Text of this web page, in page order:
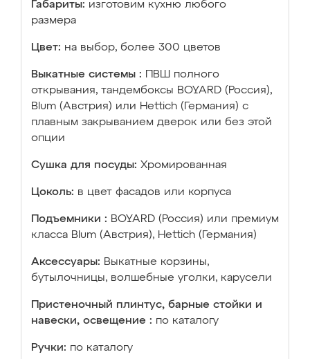
Габариты: изготовим кухню любого
размера
Цвет: на выбор, более 300 цветов
Выкатные системы :
ПВШ полного
открывания, тандембоксы BOYARD (Россия),
Blum (Австрия) или Hettich (Германия) с
плавным закрыванием дверок или без этой
опции
Сушка для посуды: Хромированная
Цоколь: в цвет фасадов или корпуса
Подъемники : BOYARD (Россия) или премиум
класса Blum (Австрия), Hettich (Германия)
Аксессуары: Выкатные корзины,
бутылочницы, волшебные уголки, карусели
Пристеночный плинтус, барные стойки и
навески, освещение : по каталогу
Ручки: по каталогу